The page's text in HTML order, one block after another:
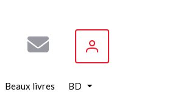
Beaux livres BD